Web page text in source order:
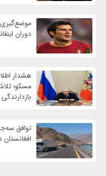
موضع‌گیری
دوران
هشدار
مسکو؛
بازدارندگی
توافق